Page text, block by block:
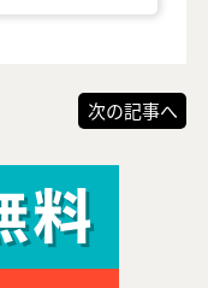
次の記事へ